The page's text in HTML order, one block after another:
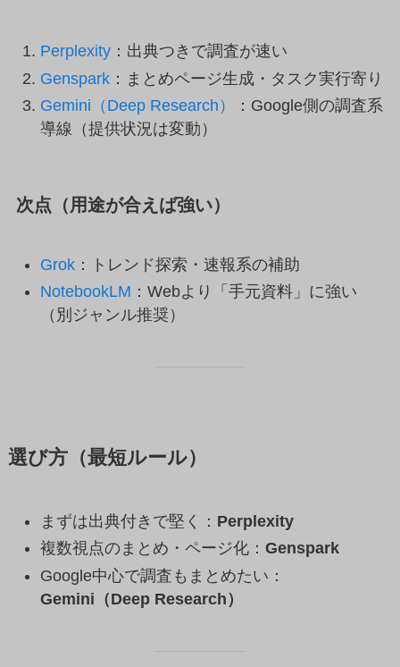
Perplexity：出典つきで調査が速い
Genspark：まとめページ生成・タスク実行寄り
Gemini（Deep Research）
：Google側の調査系
導線（提供状況は変動）
次点（用途が合えば強い）
Grok：トレンド探索・速報系の補助
NotebookLM ：Webより「手元資料」に強い
（別ジャンル推奨）
選び方（最短ルール）
まずは出典付きで堅く： Perplexity
複数視点のまとめ・ページ化： Genspark
Google中心で調査もまとめたい：
Gemini（Deep Research）